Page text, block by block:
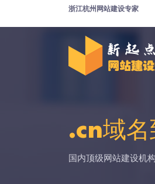
浙江杭州网站建设专家
.cn域名
国内顶级网站建设